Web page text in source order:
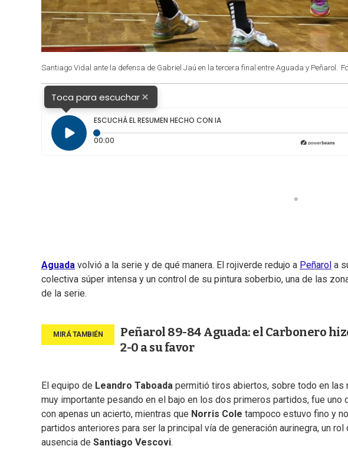
Santiago Vidal ante la defensa de Gabriel Jaú en la tercera final entre Aguada y Peñarol.
Toca para escuchar×
ESCUCHÁ EL RESUMEN HECHO CON IA
00:00
Aguada volvió a la serie y de qué manera. El rojiverde redujo a Peñarol a
colectiva súper intensa y un control de su pintura soberbio, una de las
de la serie.
Peñarol 89-84 Aguada: el Carbonero
2-0 a su favor
El equipo de Leandro Taboada permitió tiros abiertos, sobre todo en las
muy importante pesando en el bajo en los dos primeros partidos, fue
con apenas un acierto, mientras que Norris Cole tampoco estuvo fino y
partidos anteriores para ser la principal vía de generación aurinegra, un
ausencia de Santiago Vescovi.